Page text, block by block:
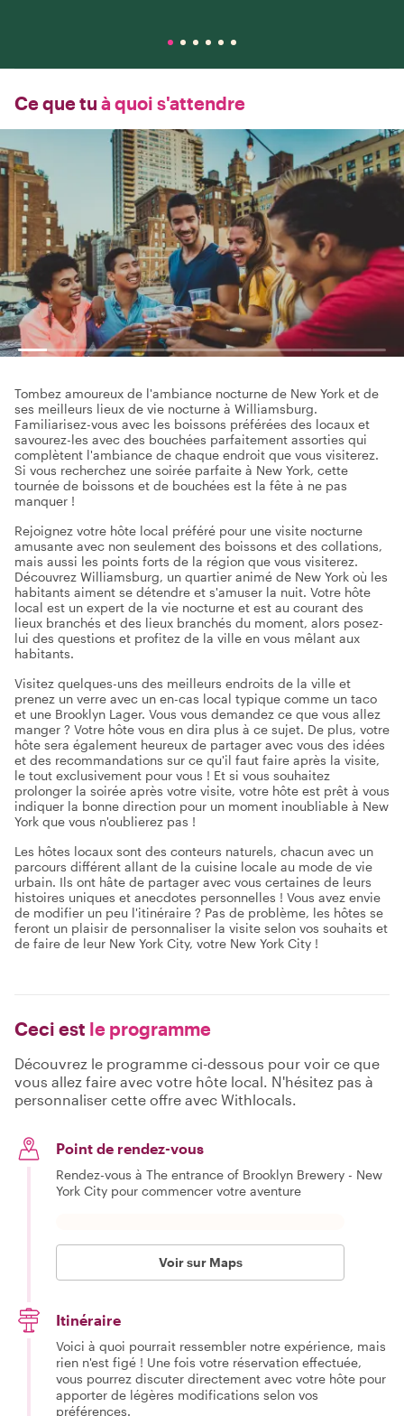
Ce que tu à quoi s'attendre
Tombez amoureux de l'ambiance nocturne de New York et de
ses meilleurs lieux de vie nocturne à Williamsburg.
Familiarisez-vous avec les boissons préférées des locaux et
savourez-les avec des bouchées parfaitement assorties qui
complètent l'ambiance de chaque endroit que vous visiterez.
Si vous recherchez une soirée parfaite à New York, cette
tournée de boissons et de bouchées est la fête à ne pas
manquer !
Rejoignez votre hôte local préféré pour une visite nocturne
amusante avec non seulement des boissons et des collations,
mais aussi les points forts de la région que vous visiterez.
Découvrez Williamsburg, un quartier animé de New York où les
habitants aiment se détendre et s'amuser la nuit. Votre hôte
local est un expert de la vie nocturne et est au courant des
lieux branchés et des lieux branchés du moment, alors posez-
lui des questions et profitez de la ville en vous mêlant aux
habitants.
Visitez quelques-uns des meilleurs endroits de la ville et
prenez un verre avec un en-cas local typique comme un taco
et une Brooklyn Lager. Vous vous demandez ce que vous allez
manger ? Votre hôte vous en dira plus à ce sujet. De plus, votre
hôte sera également heureux de partager avec vous des idées
et des recommandations sur ce qu'il faut faire après la visite,
le tout exclusivement pour vous ! Et si vous souhaitez
prolonger la soirée après votre visite, votre hôte est prêt à vous
indiquer la bonne direction pour un moment inoubliable à New
York que vous n'oublierez pas !
Les hôtes locaux sont des conteurs naturels, chacun avec un
parcours différent allant de la cuisine locale au mode de vie
urbain. Ils ont hâte de partager avec vous certaines de leurs
histoires uniques et anecdotes personnelles ! Vous avez envie
de modifier un peu l'itinéraire ? Pas de problème, les hôtes se
feront un plaisir de personnaliser la visite selon vos souhaits et
de faire de leur New York City, votre New York City !
Ceci est le programme
Découvrez le programme ci-dessous pour voir ce que
vous allez faire avec votre hôte local. N'hésitez pas à
personnaliser cette offre avec Withlocals.
Point de rendez-vous
Rendez-vous à The entrance of Brooklyn Brewery - New
York City pour commencer votre aventure
Voir sur Maps
Itinéraire
Voici à quoi pourrait ressembler notre expérience, mais
rien n'est figé ! Une fois votre réservation effectuée,
vous pourrez discuter directement avec votre hôte pour
apporter de légères modifications selon vos
préférences.